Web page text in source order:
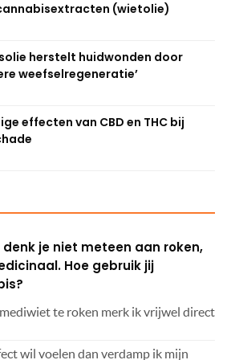
(wietolie)
herstelt huidwonden door
weefselregeneratie’
effecten van CBD en THC bij
je niet meteen aan roken,
Hoe gebruik jij
te roken merk ik vrijwel direct
wil voelen dan verdamp ik mijn